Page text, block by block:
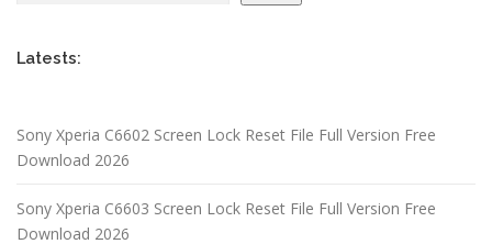
Latests:
Sony Xperia C6602 Screen Lock Reset File Full Version Free
Download 2026
Sony Xperia C6603 Screen Lock Reset File Full Version Free
Download 2026